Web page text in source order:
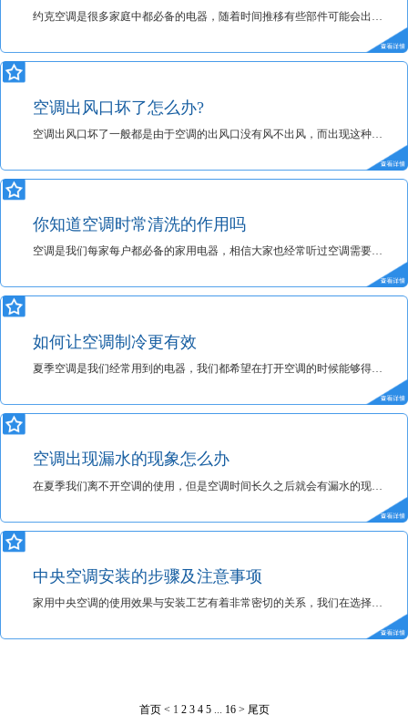
约克空调是很多家庭中都必备的电器，随着时间推移有些部件可能会出现一些问题，那么约克空调粗管结霜怎么修？对于这个问题小编整理了一些资料为大家介绍！
空调出风口坏了怎么办?
空调出风口坏了一般都是由于空调的出风口没有风不出风，而出现这种现象一般容易在冬天的时候出现，那么空调出风口坏了怎么办?跟随约克中央空调小编来了解下！
你知道空调时常清洗的作用吗
空调是我们每家每户都必备的家用电器，相信大家也经常听过空调需要定期清洗的事情，那么你知道空调时常清洗有什么用吗?今天就跟随约克中央空调小编来了解下！
如何让空调制冷更有效
夏季空调是我们经常用到的电器，我们都希望在打开空调的时候能够得到凉爽的出风，那么怎么让约克空调制冷更有效呢？跟随小编来了解下！
空调出现漏水的现象怎么办
在夏季我们离不开空调的使用，但是空调时间长久之后就会有漏水的现象，那么出现这样的情况我们该怎么办呢？跟随约克中央空调小编来了解下！
中央空调安装的步骤及注意事项
家用中央空调的使用效果与安装工艺有着非常密切的关系，我们在选择安装的中央空调的时候需要进行哪些步骤，安装的时候有什么注意事项呢？接下来跟随约克中央空调小编一起去了解一下吧。
首页 < 1 2 3 4 5 ... 16 > 尾页